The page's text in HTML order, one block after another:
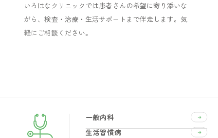
いろはなクリニックでは患者さんの希望に寄り添いな
がら、検査・治療・生活サポートまで伴走します。気
軽にご相談ください。
一般内科
生活習慣病